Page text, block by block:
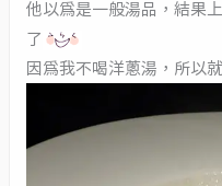
他以為是一般湯品，結果
了
因為我不喝洋蔥湯，所以